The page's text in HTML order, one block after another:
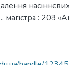
магістра : 208